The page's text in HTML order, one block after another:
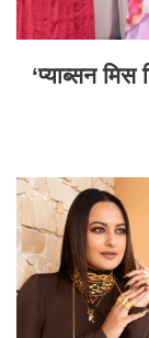
‘प्याब्सन